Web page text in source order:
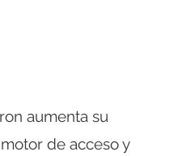
aumenta su
de acceso y